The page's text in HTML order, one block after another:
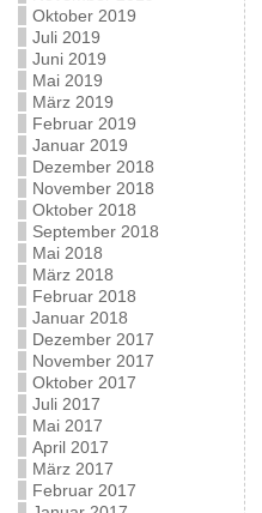
Oktober 2019
Juli 2019
Juni 2019
Mai 2019
März 2019
Februar 2019
Januar 2019
Dezember 2018
November 2018
Oktober 2018
September 2018
Mai 2018
März 2018
Februar 2018
Januar 2018
Dezember 2017
November 2017
Oktober 2017
Juli 2017
Mai 2017
April 2017
März 2017
Februar 2017